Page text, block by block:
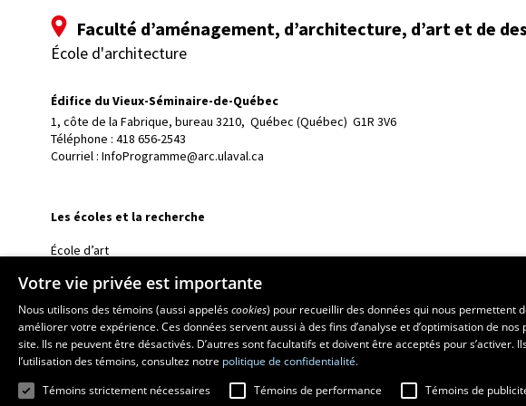
Faculté d’aménagement, d’architecture, d’art et de
École d'architecture
Édifice du Vieux-Séminaire-de-Québec
1, côte de la Fabrique, bureau 3210, Québec (Québec)  G1R 3V6
Téléphone : 418 656-2543
Courriel : InfoProgramme@arc.ulaval.ca
Les écoles et la recherche
École d’art
École de design
Centre de recherche en aménagement et développement
Votre vie privée est importante
Nous utilisons des témoins (aussi appeléscookies) pour recueillir des données qui nous permettent
améliorer votre expérience. Ces données servent aussi à des fins d’analyse et d’optimisation de
site. Ils ne peuvent être désactivés. D’autres sont facultatifs et doivent être acceptés pour
l’utilisation des témoins, consultez notre politique de confidentialité.
Témoins strictement nécessaires
Témoins de performance Témoins de